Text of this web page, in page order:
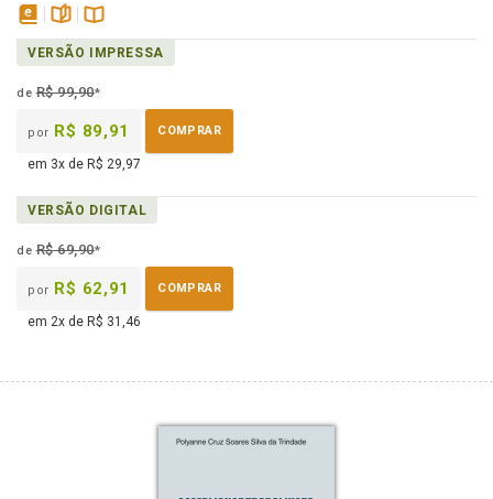
disponível
em
páginasDisponível
na
VERSÃO IMPRESSA
deR$ 99,90*
por R$ 89,91 COMPRAR
em 3x de R$ 29,97
VERSÃO DIGITAL
deR$ 69,90*
por R$ 62,91 COMPRAR
em 2x de R$ 31,46